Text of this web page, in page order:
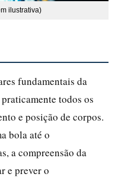
ilustrativa)
fundamentais da
todos os
e posição de corpos.
bola até o
a compreensão da
e prever o